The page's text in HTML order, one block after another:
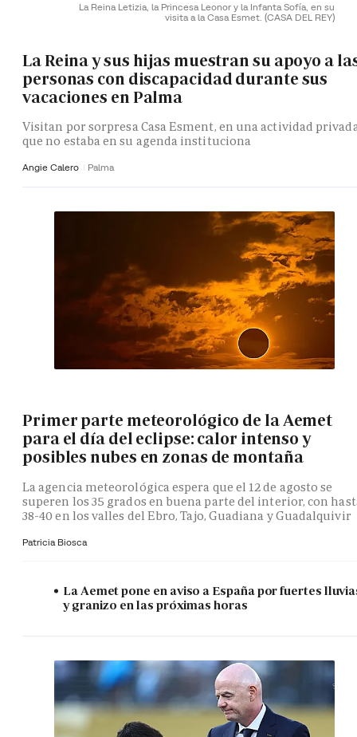
La Reina Letizia, la Princesa Leonor y la Infanta Sofía, en su
visita a la Casa Esmet. (CASA DEL REY)
La Reina y sus hijas muestran su apoyo a
personas con discapacidad durante sus
vacaciones en Palma
Visitan por sorpresa Casa Esment, en una actividad
que no estaba en su agenda instituciona
Angie Calero Palma
Primer parte meteorológico de la Aemet
para el día del eclipse: calor intenso y
posibles nubes en zonas de montaña
La agencia meteorológica espera que el 12 de agosto se
superen los 35 grados en buena parte del interior, con
38-40 en los valles del Ebro, Tajo, Guadiana y Guadalquivir
Patricia Biosca
La Aemet pone en aviso a España por fuertes
y granizo en las próximas horas